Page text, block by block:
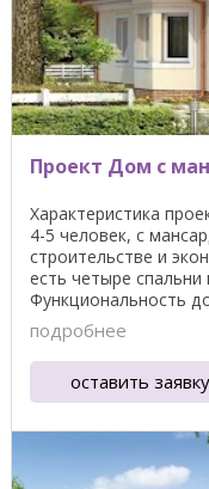
Проект Дом с
Характеристика
4-5 человек, с
строительстве и
есть четыре
Функциональность
дополнительной ...
подробнее
оставить заявку